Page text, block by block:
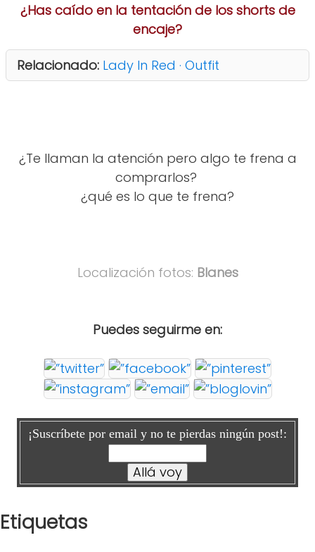
¿Has caído en la tentación de los shorts de
encaje?
Relacionado: Lady In Red · Outfit
¿Te llaman la atención pero algo te frena a
comprarlos?
¿qué es lo que te frena?
Localización fotos: Blanes
Puedes seguirme en:
¡Suscríbete por email y no te pierdas ningún post!:
Etiquetas